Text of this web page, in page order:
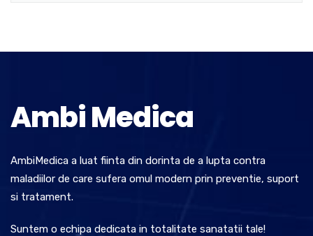
Ambi Medica
AmbiMedica a luat fiinta din dorinta de a lupta contra
maladiilor de care sufera omul modern prin preventie, suport
si tratament.
Suntem o echipa dedicata in totalitate sanatatii tale!